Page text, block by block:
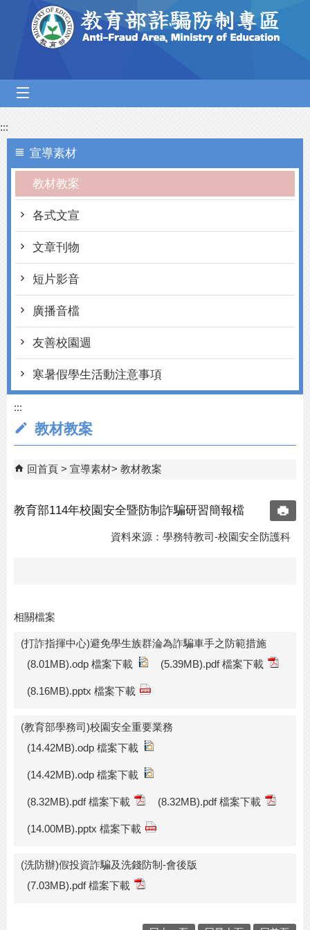
跳到主要內容區塊
:::
宣導素材
教材教案
各式文宣
文章刊物
短片影音
廣播音檔
友善校園週
寒暑假學生活動注意事項
:::
教材教案
回首頁 宣導素材 教材教案
教育部114年校園安全暨防制詐騙研習簡報檔
資料來源：學務特教司-校園安全防護科
相關檔案
(打詐指揮中心)避免學生族群淪為詐騙車手之防範措施
(8.01MB).odp 檔案下載
(5.39MB).pdf 檔案下載
(8.16MB).pptx 檔案下載
(教育部學務司)校園安全重要業務
(14.42MB).odp 檔案下載
(14.42MB).odp 檔案下載
(8.32MB).pdf 檔案下載 (8.32MB).pdf 檔案下載
(14.00MB).pptx 檔案下載
(洗防辦)假投資詐騙及洗錢防制-會後版
(7.03MB).pdf 檔案下載